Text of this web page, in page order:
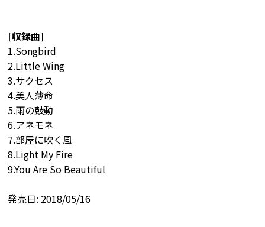
[収録曲]
1.Songbird
2.Little Wing
3.サクセス
4.美人薄命
5.雨の鼓動
6.アネモネ
7.部屋に吹く風
8.Light My Fire
9.You Are So Beautiful
発売日: 2018/05/16